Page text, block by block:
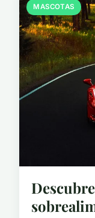
MASCOTAS